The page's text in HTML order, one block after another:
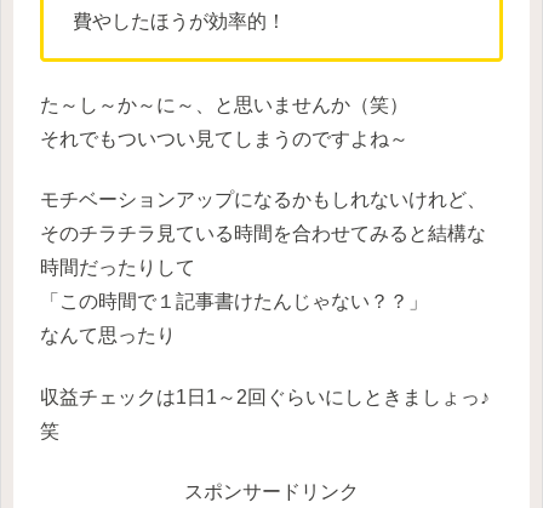
費やしたほうが効率的！
た～し～か～に～、と思いませんか（笑）
それでもついつい見てしまうのですよね～
モチベーションアップになるかもしれないけれど、
そのチラチラ見ている時間を合わせてみると結構な
時間だったりして
「この時間で１記事書けたんじゃない？？」
なんて思ったり
収益チェックは1日1～2回ぐらいにしときましょっ♪
笑
スポンサードリンク